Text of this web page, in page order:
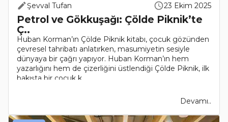
Şevval Tufan 23 Ekim 2025
Petrol ve Gökkuşağı: Çölde Piknik’te
Ç..
Huban Korman’ın Çölde Piknik kitabı, çocuk gözünden
çevresel tahribatı anlatırken, masumiyetin sesiyle
dünyaya bir çağrı yapıyor. Huban Korman’ın hem
yazarlığını hem de çizerliğini üstlendiği Çölde Piknik, ilk
bakışta bir çocuk k..
Devamı..